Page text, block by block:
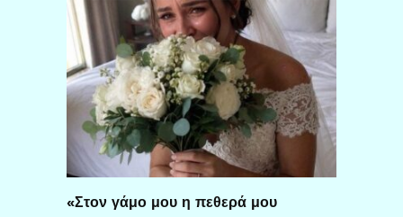
«Στον γάμο μου η πεθερά μου